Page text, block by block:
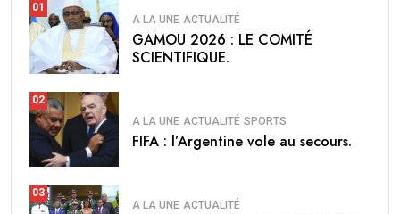
01
A LA UNE ACTUALITÉ
GAMOU 2026 : LE COMITÉ
SCIENTIFIQUE.
02
A LA UNE ACTUALITÉ SPORTS
FIFA : l’Argentine vole au secours.
03
A LA UNE ACTUALITÉ